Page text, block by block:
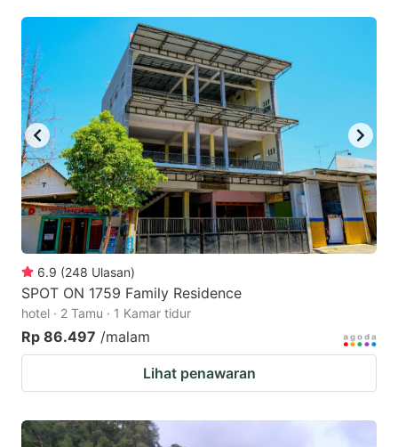
6.9 (248 Ulasan)
SPOT ON 1759 Family Residence
hotel · 2 Tamu · 1 Kamar tidur
Rp 86.497 /malam
Lihat penawaran